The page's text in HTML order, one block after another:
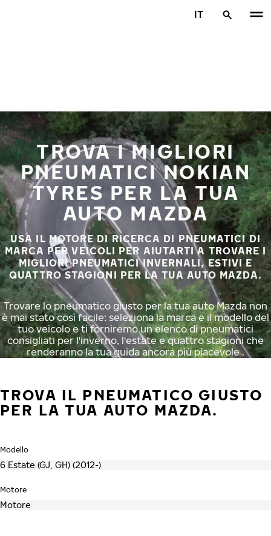
IT
TROVA I MIGLIORI
PNEUMATICI NOKIAN
TYRES PER LA TUA
AUTO MAZDA
USA IL MOTORE DI RICERCA DI PNEUMATICI DI
MARCA PER VEICOLI PER AIUTARTI A TROVARE I
MIGLIORI PNEUMATICI INVERNALI, ESTIVI E
QUATTRO STAGIONI PER LA TUA AUTO MAZDA.
Trovare lo pneumatico giusto per la tua auto Mazda non
è mai stato così facile: seleziona la marca e il modello del
tuo veicolo e ti forniremo un elenco di pneumatici
consigliati per l'inverno, l'estate e quattro stagioni che
renderanno la tua guida ancora più piacevole .
TROVA IL PNEUMATICO GIUSTO
PER LA TUA AUTO MAZDA.
Modello
Motore